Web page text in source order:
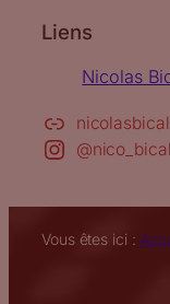
Liens
Nicolas
@nico_bical
Vous êtes ici :